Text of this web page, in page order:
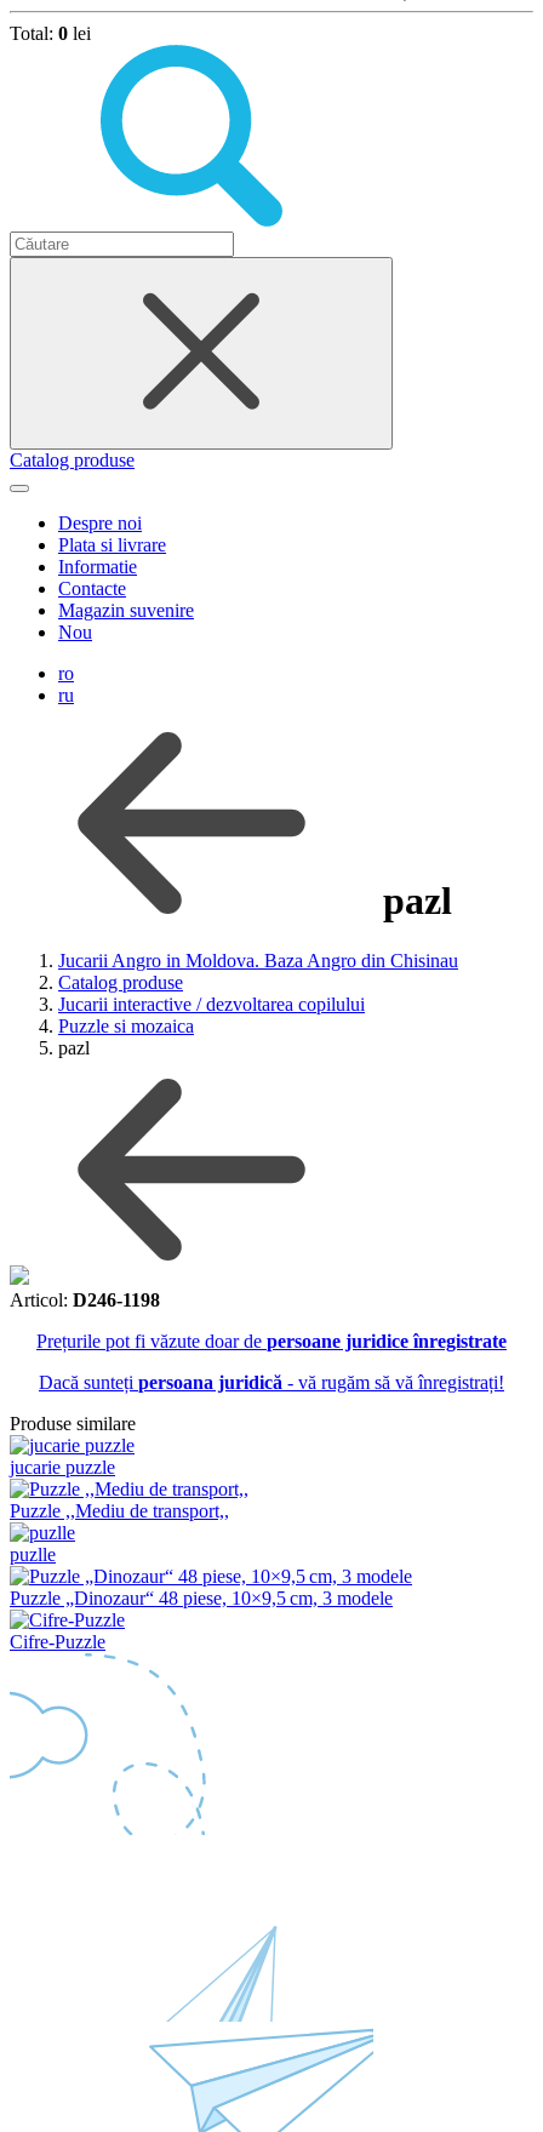
Total: 0 lei
Catalog produse
Despre noi
Plata si livrare
Informatie
Contacte
Magazin suvenire
Nou
ro
ru
pazl
Jucarii Angro in Moldova. Baza Angro din Chisinau
Catalog produse
Jucarii interactive / dezvoltarea copilului
Puzzle si mozaica
pazl
Articol: D246-1198
Prețurile pot fi văzute doar de persoane juridice înregistrate
Dacă sunteți persoana juridică - vă rugăm să vă înregistrați!
Produse similare
jucarie puzzle
Puzzle ,,Mediu de transport,,
puzlle
Puzzle „Dinozaur“ 48 piese, 10×9,5 cm, 3 modele
Cifre‑Puzzle